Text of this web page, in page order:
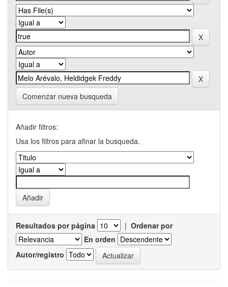
Comenzar nueva busqueda
Añadir filtros:
Usa los filtros para afinar la busqueda.
Resultados por página | Ordenar por
En orden
Autor/registro